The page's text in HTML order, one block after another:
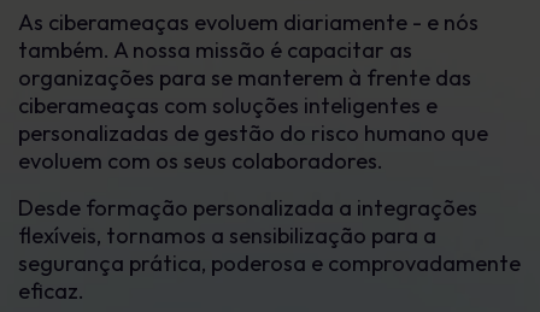
As ciberameaças evoluem diariamente - e nós
também. A nossa missão é capacitar as
organizações para se manterem à frente das
ciberameaças com soluções inteligentes e
personalizadas de gestão do risco humano que
evoluem com os seus colaboradores.
Desde formação personalizada a integrações
flexíveis, tornamos a sensibilização para a
segurança prática, poderosa e comprovadamente
eficaz.